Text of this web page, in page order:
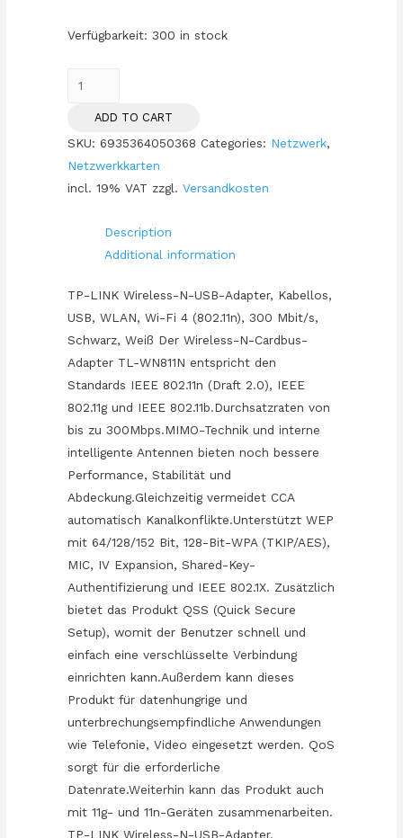
Verfügbarkeit: 300 in stock
WN821N
-
300Mbps
quantity
ADD TO CART
SKU:6935364050368 Categories: Netzwerk,
Netzwerkkarten
incl. 19% VAT zzgl.Versandkosten
Description
Additional information
TP-LINK Wireless-N-USB-Adapter, Kabellos,
USB, WLAN, Wi-Fi 4 (802.11n), 300 Mbit/s,
Schwarz, Weiß Der Wireless-N-Cardbus-
Adapter TL-WN811N entspricht den
Standards IEEE 802.11n (Draft 2.0), IEEE
802.11g und IEEE 802.11b.Durchsatzraten von
bis zu 300Mbps.MIMO-Technik und interne
intelligente Antennen bieten noch bessere
Performance, Stabilität und
Abdeckung.Gleichzeitig vermeidet CCA
automatisch Kanalkonflikte.Unterstützt WEP
mit 64/128/152 Bit, 128-Bit-WPA (TKIP/AES),
MIC, IV Expansion, Shared-Key-
Authentifizierung und IEEE 802.1X. Zusätzlich
bietet das Produkt QSS (Quick Secure
Setup), womit der Benutzer schnell und
einfach eine verschlüsselte Verbindung
einrichten kann.Außerdem kann dieses
Produkt für datenhungrige und
unterbrechungsempfindliche Anwendungen
wie Telefonie, Video eingesetzt werden. QoS
sorgt für die erforderliche
Datenrate.Weiterhin kann das Produkt auch
mit 11g- und 11n-Geräten zusammenarbeiten.
TP-LINK Wireless-N-USB-Adapter.